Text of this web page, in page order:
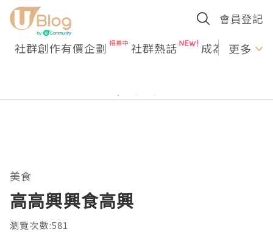
會員登記
社群創作有價企劃 社群熱話 成為U更多
美食
高高興興食高興
瀏覽次數:581